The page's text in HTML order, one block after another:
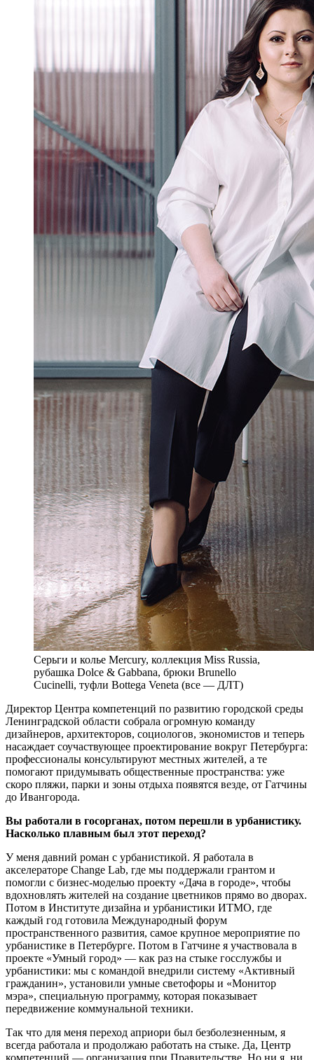
Серьги и колье Mercury, коллекция Miss Russia,
рубашка Dolce & Gabbana, брюки Brunello
Cucinelli, туфли Bottega Veneta (все — ДЛТ)
Директор Центра компетенций по развитию городской среды
Ленинградской области собрала огромную команду
дизайнеров, архитекторов, социологов, экономистов и теперь
насаждает соучаствующее проектирование вокруг Петербурга:
профессионалы консультируют местных жителей, а те
помогают придумывать общественные пространства: уже
скоро пляжи, парки и зоны отдыха появятся везде, от Гатчины
до Ивангорода.
Вы работали в госорганах, потом перешли в урбанистику.
Насколько плавным был этот переход?
У меня давний роман с урбанистикой. Я работала в
акселераторе Change Lab, где мы поддержали грантом и
помогли с бизнес-моделью проекту «Дача в городе», чтобы
вдохновлять жителей на создание цветников прямо во дворах.
Потом в Институте дизайна и урбанистики ИТМО, где
каждый год готовила Международный форум
пространственного развития, самое крупное мероприятие по
урбанистике в Петербурге. Потом в Гатчине я участвовала в
проекте «Умный город» — как раз на стыке госслужбы и
урбанистики: мы с командой внедрили систему «Активный
гражданин», установили умные светофоры и «Монитор
мэра», специальную программу, которая показывает
передвижение коммунальной техники.
Так что для меня переход априори был безболезненным, я
всегда работала и продолжаю работать на стыке. Да, Центр